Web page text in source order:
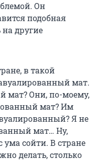
Он
подобная
на другие
в такой
мат.
мат? Они, по-моему,
мат? Им
Я не
мат… Ну,
ума сойти. В стране
делать, столько